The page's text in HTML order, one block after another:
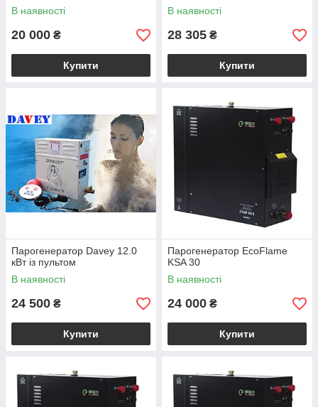
В наявності
20 000 ₴
Купити
В наявності
28 305 ₴
Купити
Парогенератор Davey 12.0
кВт із пультом
В наявності
24 500 ₴
Купити
Парогенератор EcoFlame
KSA 30
В наявності
24 000 ₴
Купити